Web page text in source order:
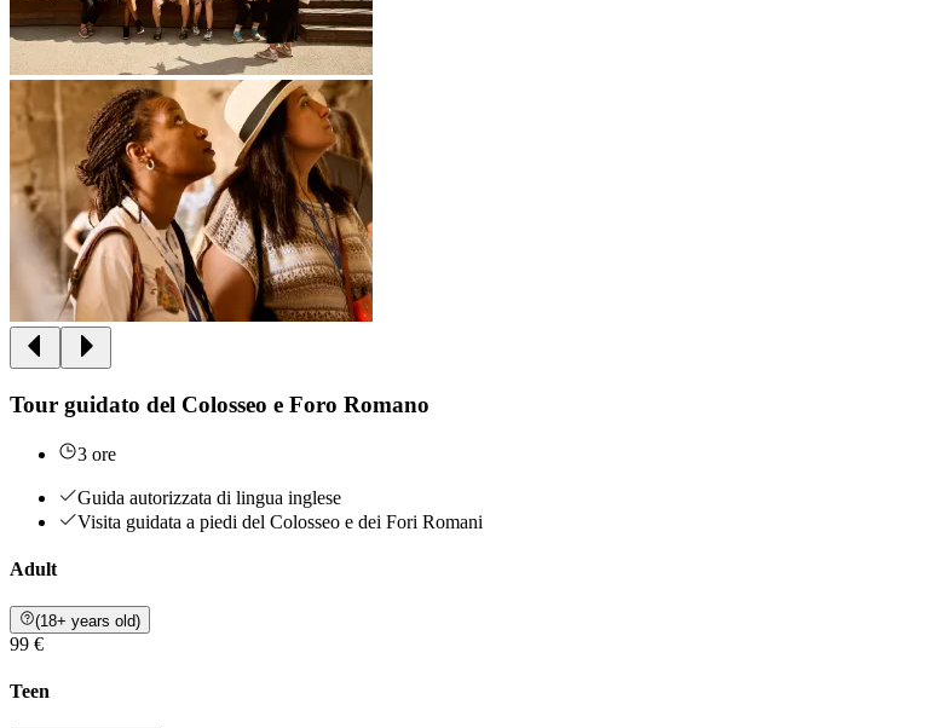
Tour guidato del Colosseo e Foro Romano
3 ore
Guida autorizzata di lingua inglese
Visita guidata a piedi del Colosseo e dei Fori Romani
Adult
(18+ years old)
99 €
Teen